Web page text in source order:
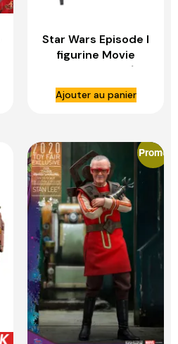
Star Wars Episode I
figurine Movie
Masterpiece 1/6
Droideka – HOT
TOYS
Ajouter au panier
Promo